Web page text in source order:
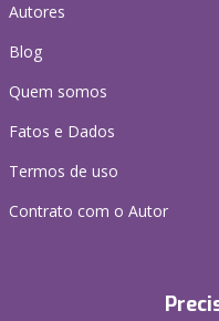
Autores
Blog
Quem somos
Fatos e Dados
Termos de uso
Contrato com o Autor